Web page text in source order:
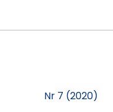
Nr 7 (2020)